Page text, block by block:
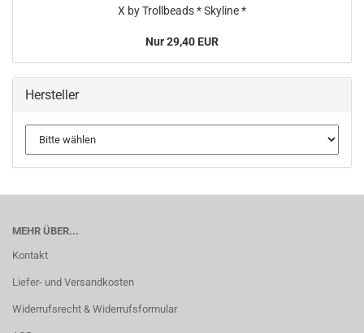
X by Trollbeads * Skyline *
Nur 29,40 EUR
Hersteller
MEHR ÜBER...
Kontakt
Liefer- und Versandkosten
Widerrufsrecht & Widerrufsformular